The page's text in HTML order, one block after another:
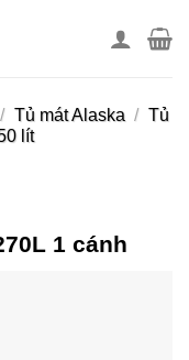
/ Tủ mát Alaska / Tủ
lít
1 cánh